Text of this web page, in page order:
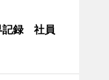
記録 社員